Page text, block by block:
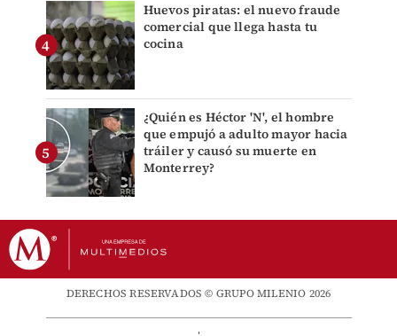
Huevos piratas: el nuevo fraude
comercial que llega hasta tu
cocina
¿Quién es Héctor 'N', el hombre
que empujó a adulto mayor hacia
tráiler y causó su muerte en
Monterrey?
DERECHOS RESERVADOS © GRUPO MILENIO 2026